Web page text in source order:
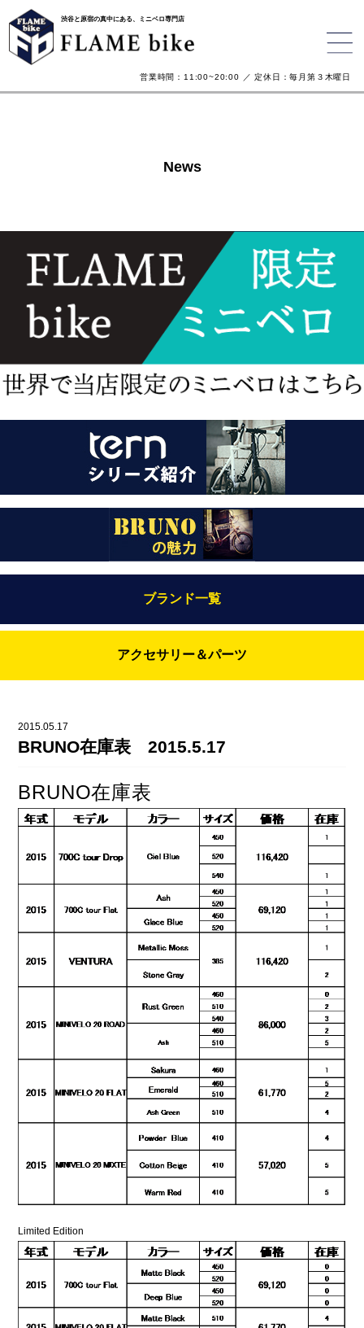
渋谷と原宿の真中にある、ミニベロ専門店
営業時間：11:00~20:00 ／ 定休日：毎月第３木曜日
News
ブランド一覧
Bianchi（ビアンキ）
BRUNO(ブルーノ)
DAHON（ダホーン）
FUJI（フジ）
GIOS（ジオス）
KUWAHARA（クワハラ）
MASI（マージ）
PASHLEY（パシュレー）
RITEWAY（ライトウェイ）
tern SURGE PRO
tern SURGE UNO
アクセサリー＆パーツ
knog（ノグ）
カスタム ペイント
2015.05.17
BRUNO在庫表 2015.5.17
BRUNO在庫表
Limited Edition